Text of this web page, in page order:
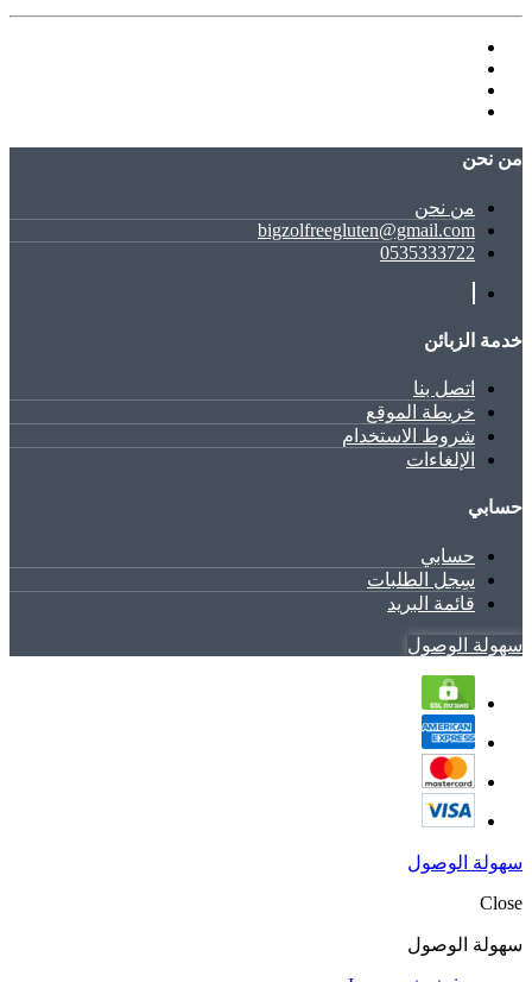
ﻣﻦ ﻧﺤﻦ
ﻣﻦ ﻧﺤﻦ
bigzolfreegluten@gmail.com
0535333722
خدمة الزبائن
اتصل بنا
خريطة الموقع
شروط الاستخدام
الإلغاءات
حسابي
حسابي
سِجل الطلبات
قائمة البريد
سهولة الوصول
سهولة الوصول
Close
سهولة الوصول